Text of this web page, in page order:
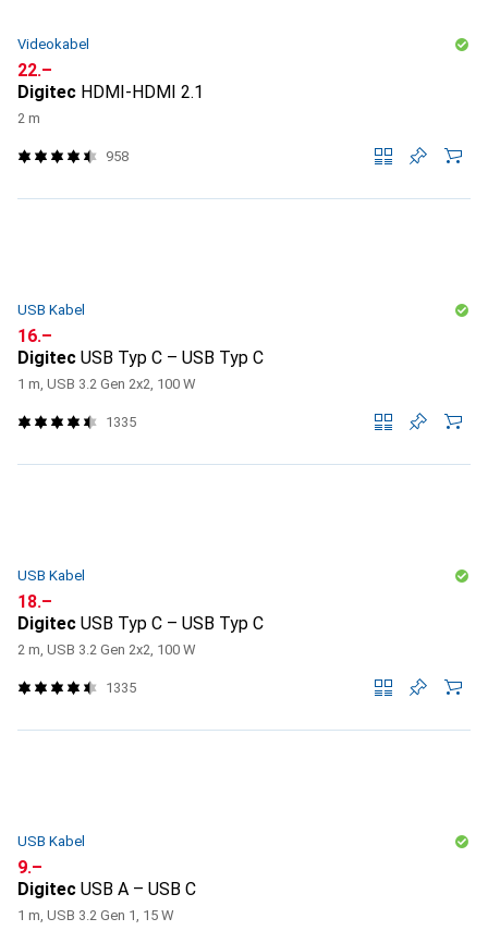
Videokabel
CHF
22.–
Digitec HDMI-HDMI 2.1
2 m
958
USB Kabel
CHF
16.–
Digitec USB Typ C – USB Typ C
1 m, USB 3.2 Gen 2x2, 100 W
1335
USB Kabel
CHF
18.–
Digitec USB Typ C – USB Typ C
2 m, USB 3.2 Gen 2x2, 100 W
1335
USB Kabel
CHF
9.–
Digitec USB A – USB C
1 m, USB 3.2 Gen 1, 15 W